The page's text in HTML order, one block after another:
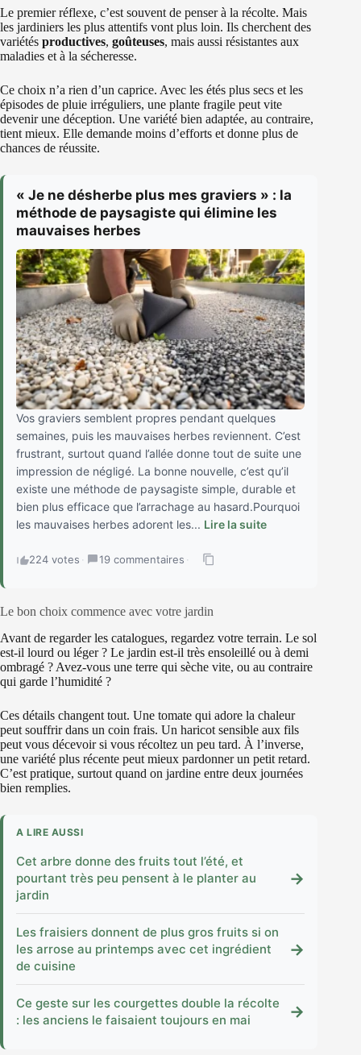
Le premier réflexe, c’est souvent de penser à la récolte. Mais
les jardiniers les plus attentifs vont plus loin. Ils cherchent des
variétés productives, goûteuses, mais aussi résistantes aux
maladies et à la sécheresse.
Ce choix n’a rien d’un caprice. Avec les étés plus secs et les
épisodes de pluie irréguliers, une plante fragile peut vite
devenir une déception. Une variété bien adaptée, au contraire,
tient mieux. Elle demande moins d’efforts et donne plus de
chances de réussite.
« Je ne désherbe plus mes graviers » : la
méthode de paysagiste qui élimine les
mauvaises herbes
Vos graviers semblent propres pendant quelques
semaines, puis les mauvaises herbes reviennent. C’est
frustrant, surtout quand l’allée donne tout de suite une
impression de négligé. La bonne nouvelle, c’est qu’il
existe une méthode de paysagiste simple, durable et
bien plus efficace que l’arrachage au hasard.Pourquoi
les mauvaises herbes adorent les... Lire la suite
224 votes · 19 commentaires ·
Le bon choix commence avec votre jardin
Avant de regarder les catalogues, regardez votre terrain. Le sol
est-il lourd ou léger ? Le jardin est-il très ensoleillé ou à demi
ombragé ? Avez-vous une terre qui sèche vite, ou au contraire
qui garde l’humidité ?
Ces détails changent tout. Une tomate qui adore la chaleur
peut souffrir dans un coin frais. Un haricot sensible aux fils
peut vous décevoir si vous récoltez un peu tard. À l’inverse,
une variété plus récente peut mieux pardonner un petit retard.
C’est pratique, surtout quand on jardine entre deux journées
bien remplies.
A LIRE AUSSI
Cet arbre donne des fruits tout l’été, et
pourtant très peu pensent à le planter au
jardin
→
Les fraisiers donnent de plus gros fruits si on
les arrose au printemps avec cet ingrédient
de cuisine
→
Ce geste sur les courgettes double la récolte
: les anciens le faisaient toujours en mai
→